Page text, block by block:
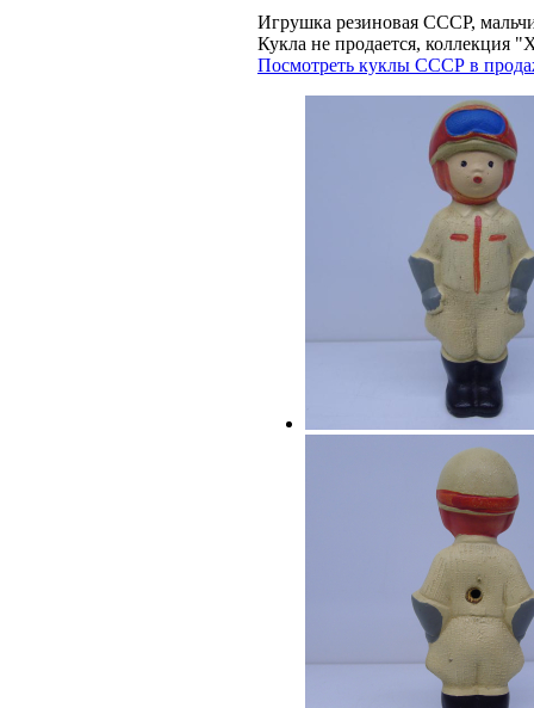
Игрушка резиновая СССР,
Кукла не продается,
Посмотреть куклы СССР в